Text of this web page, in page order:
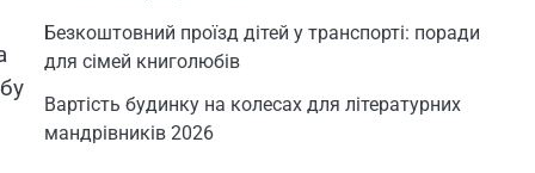
Безкоштовний проїзд дітей у транспорті: поради
для сімей книголюбів
Вартість будинку на колесах для літературних
мандрівників 2026